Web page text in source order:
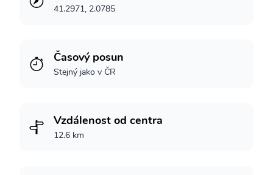
41.2971, 2.0785
Časový posun
Stejný jako v ČR
Vzdálenost od centra
12.6 km